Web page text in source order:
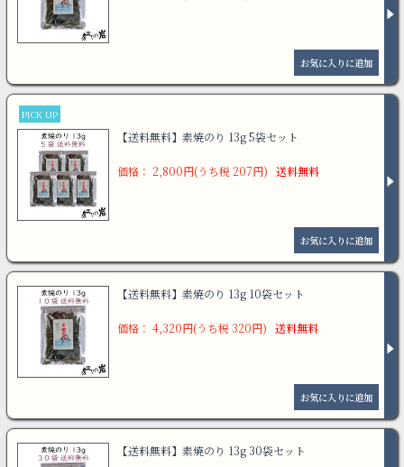
PICK UP
【送料無料】素焼のり 13g 5袋セット
価格： 2,800円(うち税 207円) 送料無料
【送料無料】素焼のり 13g 10袋セット
価格： 4,320円(うち税 320円) 送料無料
【送料無料】素焼のり 13g 30袋セット